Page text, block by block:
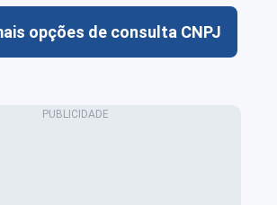
opções de consulta CNPJ